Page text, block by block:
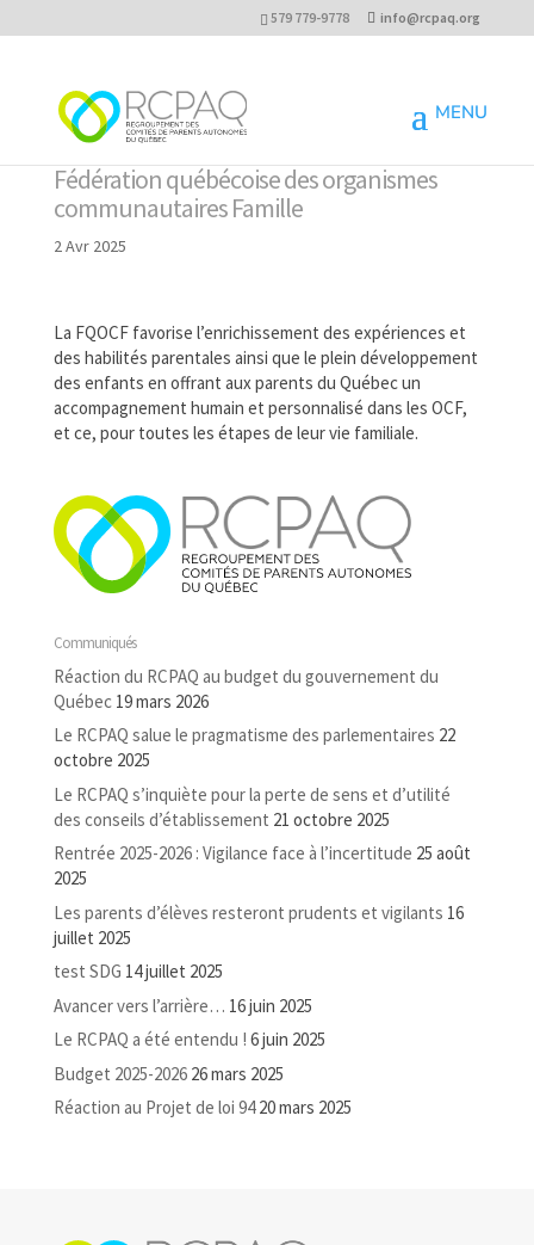
579 779-9778 info@rcpaq.org
Fédération québécoise des organismes
communautaires Famille
2 Avr 2025
La FQOCF favorise l’enrichissement des expériences et
des habilités parentales ainsi que le plein développement
des enfants en offrant aux parents du Québec un
accompagnement humain et personnalisé dans les OCF,
et ce, pour toutes les étapes de leur vie familiale.
Communiqués
Réaction du RCPAQ au budget du gouvernement du
Québec 19 mars 2026
Le RCPAQ salue le pragmatisme des parlementaires 22
octobre 2025
Le RCPAQ s’inquiète pour la perte de sens et d’utilité
des conseils d’établissement 21 octobre 2025
Rentrée 2025-2026 : Vigilance face à l’incertitude 25 août
2025
Les parents d’élèves resteront prudents et vigilants 16
juillet 2025
test SDG 14 juillet 2025
Avancer vers l’arrière… 16 juin 2025
Le RCPAQ a été entendu ! 6 juin 2025
Budget 2025-2026 26 mars 2025
Réaction au Projet de loi 94 20 mars 2025